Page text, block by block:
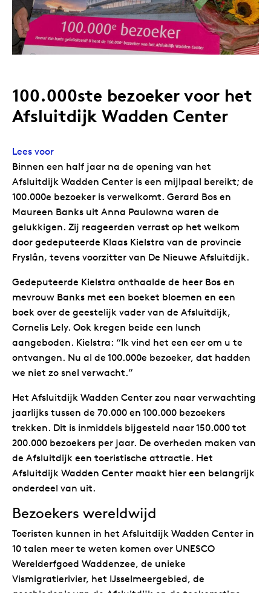
100.000ste bezoeker voor het
Afsluitdijk Wadden Center
Lees voor
Binnen een half jaar na de opening van het
Afsluitdijk Wadden Center is een mijlpaal bereikt; de
100.000e bezoeker is verwelkomt. Gerard Bos en
Maureen Banks uit Anna Paulowna waren de
gelukkigen. Zij reageerden verrast op het welkom
door gedeputeerde Klaas Kielstra van de provincie
Fryslân, tevens voorzitter van De Nieuwe Afsluitdijk.
Gedeputeerde Kielstra onthaalde de heer Bos en
mevrouw Banks met een boeket bloemen en een
boek over de geestelijk vader van de Afsluitdijk,
Cornelis Lely. Ook kregen beide een lunch
aangeboden. Kielstra: “Ik vind het een eer om u te
ontvangen. Nu al de 100.000e bezoeker, dat hadden
we niet zo snel verwacht.”
Het Afsluitdijk Wadden Center zou naar verwachting
jaarlijks tussen de 70.000 en 100.000 bezoekers
trekken. Dit is inmiddels bijgesteld naar 150.000 tot
200.000 bezoekers per jaar. De overheden maken van
de Afsluitdijk een toeristische attractie. Het
Afsluitdijk Wadden Center maakt hier een belangrijk
onderdeel van uit.
Bezoekers wereldwijd
Toeristen kunnen in het Afsluitdijk Wadden Center in
10 talen meer te weten komen over UNESCO
Werelderfgoed Waddenzee, de unieke
Vismigratierivier, het IJsselmeergebied, de